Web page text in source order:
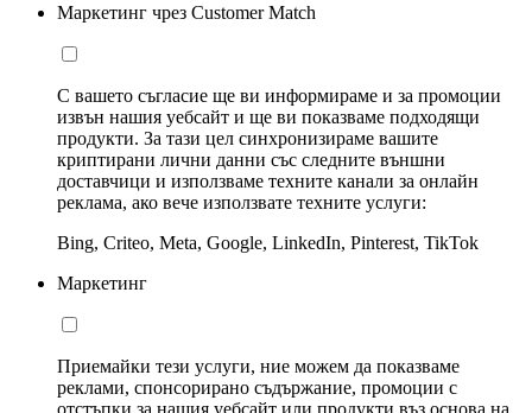
Маркетинг чрез Customer Match
С вашето съгласие ще ви информираме и за промоции
извън нашия уебсайт и ще ви показваме подходящи
продукти. За тази цел синхронизираме вашите
криптирани лични данни със следните външни
доставчици и използваме техните канали за онлайн
реклама, ако вече използвате техните услуги:
Bing, Criteo, Meta, Google, LinkedIn, Pinterest, TikTok
Маркетинг
Приемайки тези услуги, ние можем да показваме
реклами, спонсорирано съдържание, промоции с
отстъпки за нашия уебсайт или продукти въз основа на